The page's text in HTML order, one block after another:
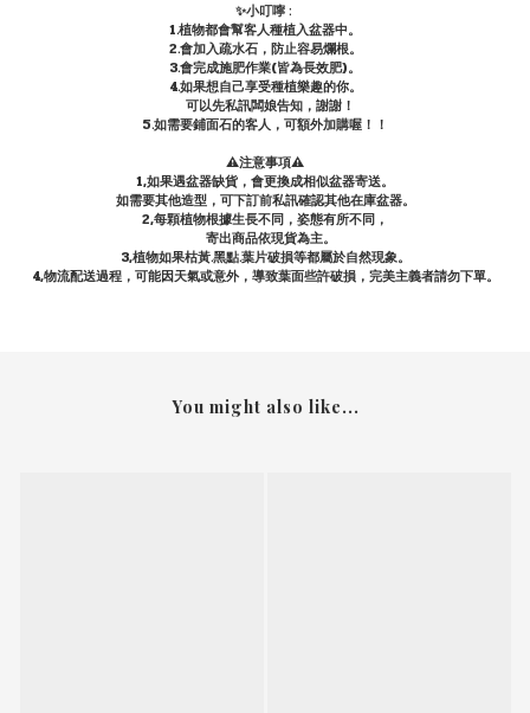
✨小叮嚀 :
1.植物都會幫客人種植入盆器中。
2.會加入疏水石，防止容易爛根。
3.會完成施肥作業(皆為長效肥)。
4.如果想自己享受種植樂趣的你。
可以先私訊闆娘告知，謝謝！
5.如需要鋪面石的客人，可額外加購喔！！
⚠️注意事項⚠️
1,如果遇盆器缺貨，會更換成相似盆器寄送。
如需要其他造型，可下訂前私訊確認其他在庫盆器。
2,每顆植物根據生長不同，姿態有所不同，
寄出商品依現貨為主。
3,植物如果枯黃.黑點.葉片破損等都屬於自然現象。
4,物流配送過程，可能因天氣或意外，導致葉面些許破損，完美主義者請勿下單。
You might also like...